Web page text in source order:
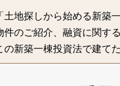
「土地探しから始める新築
件のご紹介、融資に関す
の新築一棟投資法で建て